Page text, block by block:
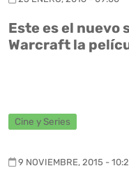
Este es el nuevo
Warcraft la
Cine y Series
9 NOVIEMBRE, 2015 -